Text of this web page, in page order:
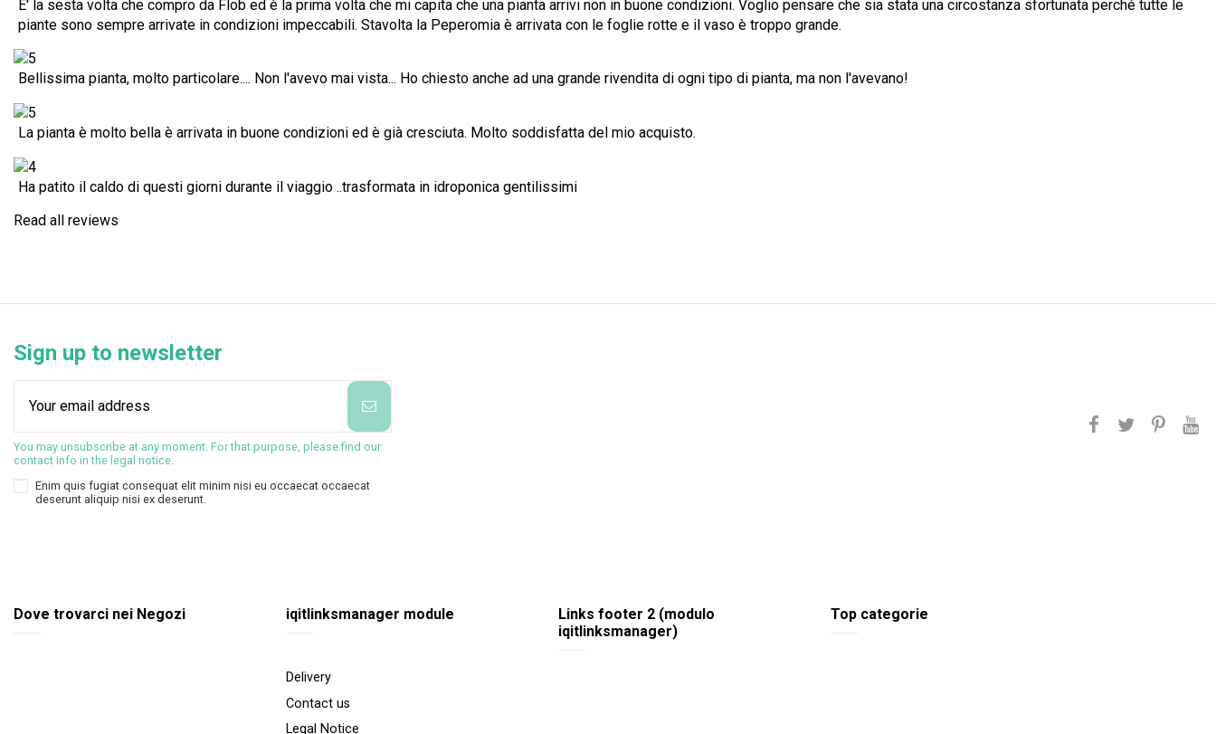
E' la sesta volta che compro da Flob ed è la prima volta che mi capita che una pianta arrivi non in buone condizioni. Voglio pensare che sia stata una circostanza sfortunata perché tutte le
piante sono sempre arrivate in condizioni impeccabili. Stavolta la Peperomia è arrivata con le foglie rotte e il vaso è troppo grande.
Bellissima pianta, molto particolare.... Non l'avevo mai vista... Ho chiesto anche ad una grande rivendita di ogni tipo di pianta, ma non l'avevano!
La pianta è molto bella è arrivata in buone condizioni ed è già cresciuta. Molto soddisfatta del mio acquisto.
Ha patito il caldo di questi giorni durante il viaggio ..trasformata in idroponica gentilissimi
Read all reviews
Sign up to newsletter
You may unsubscribe at any moment. For that purpose, please find our
contact info in the legal notice.
Enim quis fugiat consequat elit minim nisi eu occaecat occaecat
deserunt aliquip nisi ex deserunt.
Dove trovarci nei Negozi iqitlinksmanager module
Delivery
Contact us
Legal Notice
Links footer 2 (modulo
iqitlinksmanager)
Top categorie